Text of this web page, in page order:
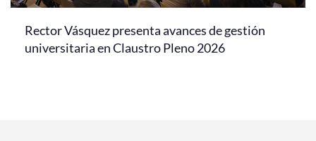
Rector Vásquez presenta avances de gestión
universitaria en Claustro Pleno 2026